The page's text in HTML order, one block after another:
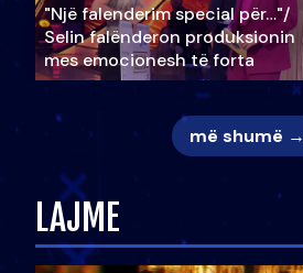
"Një falenderim special për…"/
Selin falënderon produksionin
mes emocionesh të forta
më shumë →
LAJME